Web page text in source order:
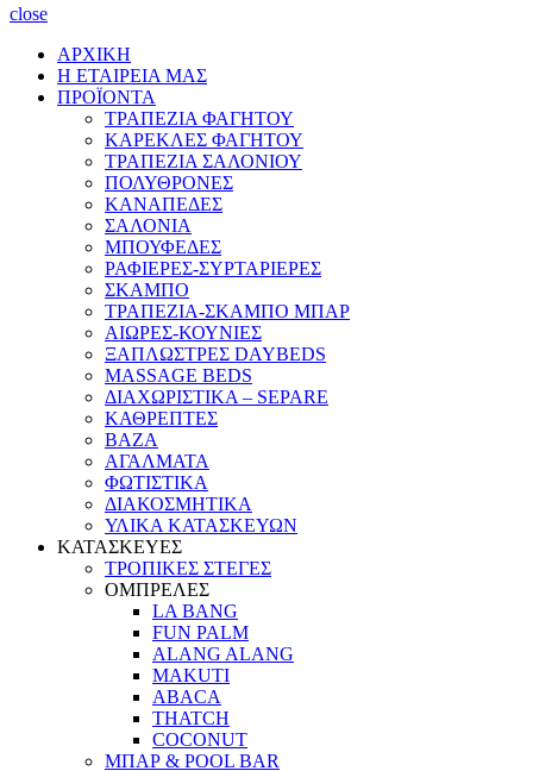
close
ΑΡΧΙΚΗ
Η ΕΤΑΙΡΕΙΑ ΜΑΣ
ΠΡΟΪΟΝΤΑ
ΤΡΑΠΕΖΙΑ ΦΑΓΗΤΟΥ
ΚΑΡΕΚΛΕΣ ΦΑΓΗΤΟΥ
ΤΡΑΠΕΖΙΑ ΣΑΛΟΝΙΟΥ
ΠΟΛΥΘΡΟΝΕΣ
ΚΑΝΑΠΕΔΕΣ
ΣΑΛΟΝΙΑ
ΜΠΟΥΦΕΔΕΣ
ΡΑΦΙΕΡΕΣ-ΣΥΡΤΑΡΙΕΡΕΣ
ΣΚΑΜΠΟ
ΤΡΑΠΕΖΙΑ-ΣΚΑΜΠΟ ΜΠΑΡ
ΑΙΩΡΕΣ-ΚΟΥΝΙΕΣ
ΞΑΠΛΩΣΤΡΕΣ DAYBEDS
MASSAGE BEDS
ΔΙΑΧΩΡΙΣΤΙΚΑ – SEPARE
ΚΑΘΡΕΠΤΕΣ
ΒΑΖΑ
ΑΓΑΛΜΑΤΑ
ΦΩΤΙΣΤΙΚΑ
ΔΙΑΚΟΣΜΗΤΙΚΑ
ΥΛΙΚΑ ΚΑΤΑΣΚΕΥΩΝ
ΚΑΤΑΣΚΕΥΕΣ
ΤΡΟΠΙΚΕΣ ΣΤΕΓΕΣ
ΟΜΠΡΕΛΕΣ
LA BANG
FUN PALM
ALANG ALANG
MAKUTI
ABACA
THATCH
COCONUT
ΜΠΑΡ & POOL BAR